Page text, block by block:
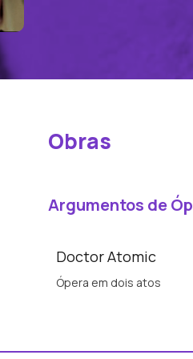
Obras
Argumentos de
Doctor Atomic
Ópera em dois atos